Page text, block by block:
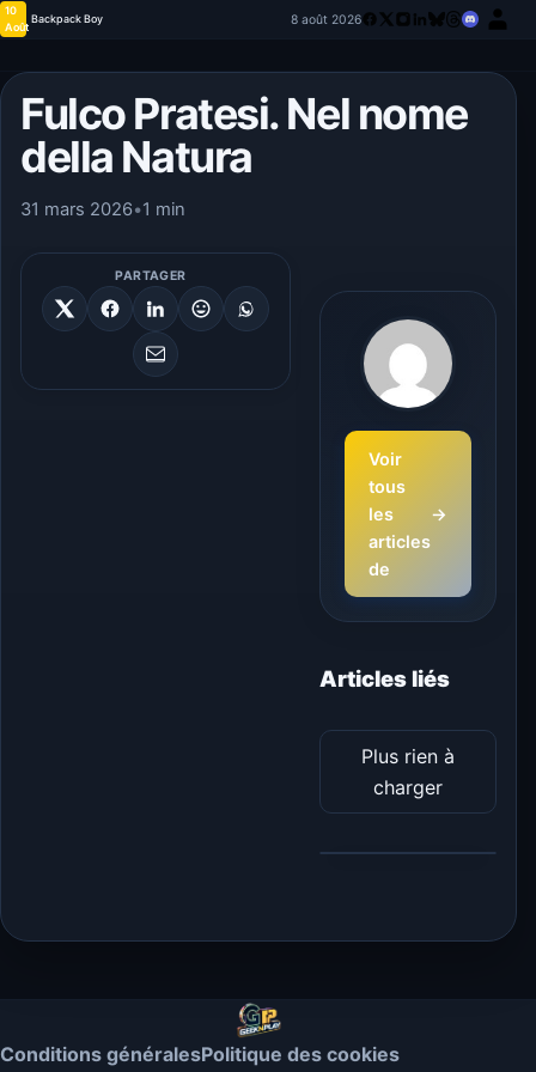
10
Août
Backpack Boy 8 août 2026
Fulco Pratesi. Nel nome
della Natura
31 mars 2026•1 min
PARTAGER
Voir
tous
les
articles
de
→
Articles liés
Plus rien à
charger
Conditions généralesPolitique des cookies